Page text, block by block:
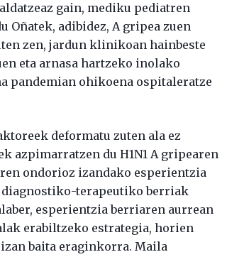
gain, mediku pediatren
Oñatek, adibidez, A gripea zuen
zen, jardun klinikoan hainbeste
eta arnasa hartzeko inolako
pandemian ohikoena ospitaleratze
deformatu zuten ala ez
azpimarratzen du H1N1 A gripearen
ondorioz izandako esperientzia
diagnostiko-terapeutiko berriak
esperientzia berriaren aurrean
erabiltzeko estrategia, horien
baita eraginkorra. Maila